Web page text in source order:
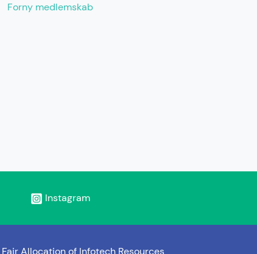
Forny medlemskab
Instagram
Fair Allocation of Infotech Resources